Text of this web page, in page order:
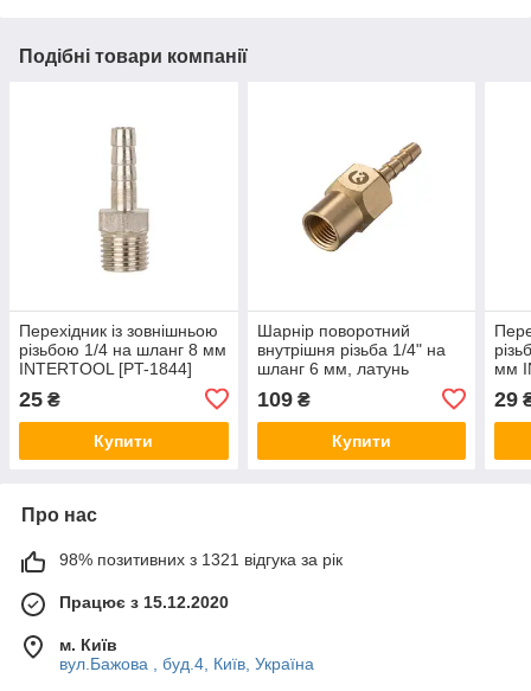
Подібні товари компанії
Перехідник із зовнішньою
різьбою 1/4 на шланг 8 мм
INTERTOOL [PT-1844]
25 ₴
Купити
Шарнір поворотний
внутрішня різьба 1/4" на
шланг 6 мм, латунь
STORM INTERTOOL [PT-
2200]
109₴
Купити
мм
29
Про нас
98% позитивних з 1321 відгука за рік
Працює з 15.12.2020
м. Київ
вул.Бажова , буд.4, Київ, Україна